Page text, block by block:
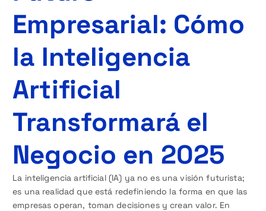
Empresarial: Cómo
la Inteligencia
Artificial
Transformará el
Negocio en 2025
La inteligencia artificial (IA) ya no es una visión futurista;
es una realidad que está redefiniendo la forma en que las
empresas operan, toman decisiones y crean valor. En